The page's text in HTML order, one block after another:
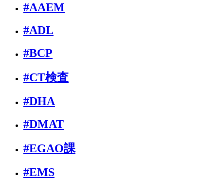
#AAEM
#ADL
#BCP
#CT検査
#DHA
#DMAT
#EGAO課
#EMS